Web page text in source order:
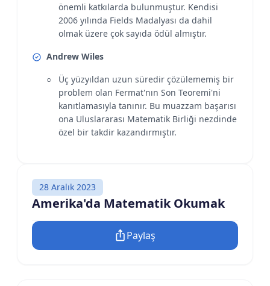
önemli katkılarda bulunmuştur. Kendisi
2006 yılında Fields Madalyası da dahil
olmak üzere çok sayıda ödül almıştır.
Andrew Wiles
Üç yüzyıldan uzun süredir çözülememiş bir
problem olan Fermat'nın Son Teoremi'ni
kanıtlamasıyla tanınır. Bu muazzam başarısı
ona Uluslararası Matematik Birliği nezdinde
özel bir takdir kazandırmıştır.
28 Aralık 2023
Amerika'da Matematik Okumak
Paylaş